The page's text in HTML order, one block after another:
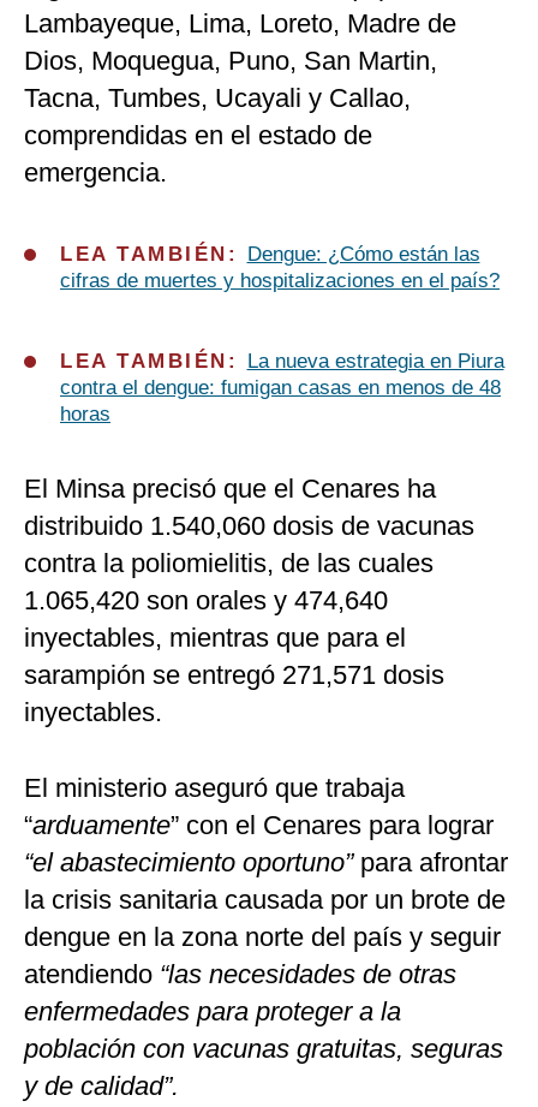
Lambayeque, Lima, Loreto, Madre de
Dios, Moquegua, Puno, San Martin,
Tacna, Tumbes, Ucayali y Callao,
comprendidas en el estado de
emergencia.
LEA TAMBIÉN:
Dengue: ¿Cómo están las
cifras de muertes y hospitalizaciones en el país?
LEA TAMBIÉN:
La nueva estrategia en Piura
contra el dengue: fumigan casas en menos de 48
horas
El Minsa precisó que el Cenares ha
distribuido 1.540,060 dosis de vacunas
contra la poliomielitis, de las cuales
1.065,420 son orales y 474,640
inyectables, mientras que para el
sarampión se entregó 271,571 dosis
inyectables.
El ministerio aseguró que trabaja
“arduamente” con el Cenares para lograr
“el abastecimiento oportuno”para afrontar
la crisis sanitaria causada por un brote de
dengue en la zona norte del país y seguir
atendiendo “las necesidades de otras
enfermedades para proteger a la
población con vacunas gratuitas, seguras
y de calidad”.